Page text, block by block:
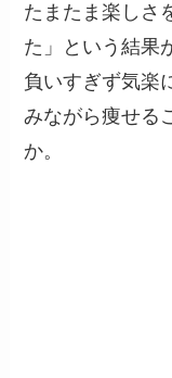
たまたま楽しさ
た」という結果
負いすぎず気楽
みながら痩せる
か。